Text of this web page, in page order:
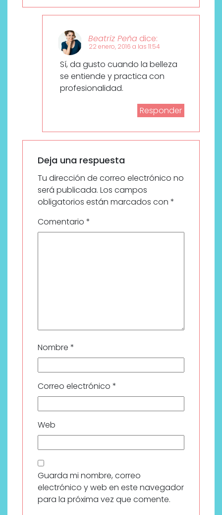
Beatriz Peña dice:
22 enero, 2016 a las 11:54
Sí, da gusto cuando la belleza
se entiende y practica con
profesionalidad.
Responder
Deja una respuesta
Tu dirección de correo electrónico no
será publicada. Los campos
obligatorios están marcados con *
Comentario *
Nombre *
Correo electrónico *
Web
Guarda mi nombre, correo
electrónico y web en este navegador
para la próxima vez que comente.